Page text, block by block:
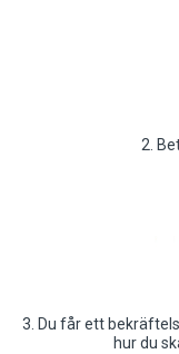
2.
3. Du får ett
hur du